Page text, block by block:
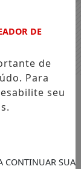
DE
de
Para
seu
CONTINUAR SUA